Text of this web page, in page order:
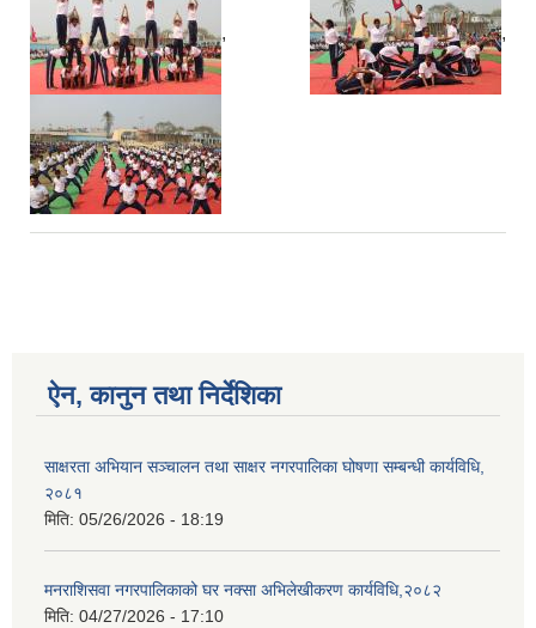
, ,
ऐन, कानुन तथा निर्देशिका
साक्षरता अभियान सञ्चालन तथा साक्षर नगरपालिका घोषणा सम्बन्धी कार्यविधि,
२०८१
मिति: 05/26/2026 - 18:19
मनराशिसवा नगरपालिकाको घर नक्सा अभिलेखीकरण कार्यविधि,२०८२
मिति: 04/27/2026 - 17:10